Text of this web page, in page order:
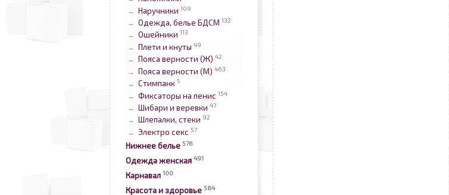
→ Наручники 109
→ Одежда, белье БДСМ 132
→ Ошейники 113
→ Плети и кнуты 49
→ Пояса верности (Ж) 42
→ Пояса верности (М) 463
→ Стимпанк 5
→ Фиксаторы на пенис 154
→ Шибари и веревки 47
→ Шлепалки, стеки 92
→ Электро секс 57
Нижнее белье 576
Одежда женская 491
Карнавал 100
Красота и здоровье 584